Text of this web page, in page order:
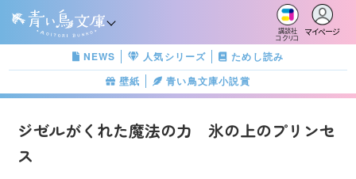
講談社
コクリコ
マイページ
NEWS 人気シリーズ
ためし読み
壁紙
青い鳥文庫小説賞
ジゼルがくれた魔法の力 氷の上のプリンセ
ス